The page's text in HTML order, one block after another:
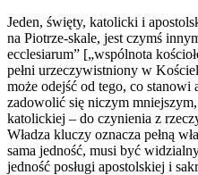
Jeden, święty, katolicki i
na Piotrze-skale, jest czymś
ecclesiarum” [„wspólnota
pełni urzeczywistniony w
może odejść od tego, co
zadowolić się niczym
katolickiej – do czynienia z
Władza kluczy oznacza pełną
sama jedność, musi być
jedność posługi apostolskiej i